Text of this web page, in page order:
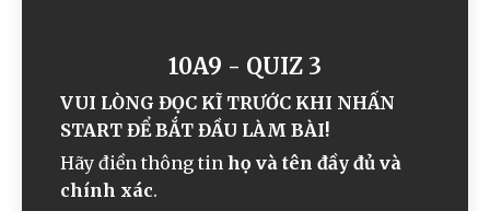
10A9 - QUIZ 3
VUI LÒNG ĐỌC KĨ TRƯỚC KHI NHẤN
START ĐỂ BẮT ĐẦU LÀM BÀI!
Hãy điền thông tinhọ và tên đầy đủ và
chính xác.